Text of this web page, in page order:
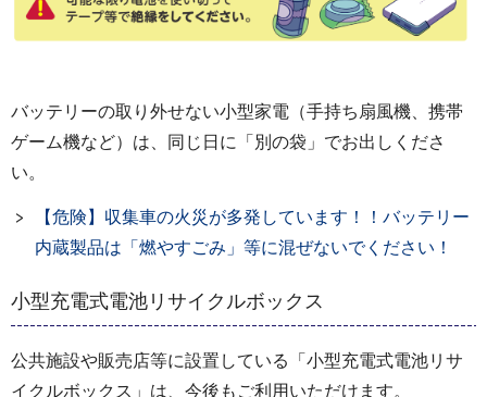
バッテリーの取り外せない小型家電（手持ち扇風機、携帯
ゲーム機など）は、同じ日に「別の袋」でお出しくださ
い。
【危険】収集車の火災が多発しています！！バッテリー
内蔵製品は「燃やすごみ」等に混ぜないでください！
小型充電式電池リサイクルボックス
公共施設や販売店等に設置している「小型充電式電池リサ
イクルボックス」は、今後もご利用いただけます。